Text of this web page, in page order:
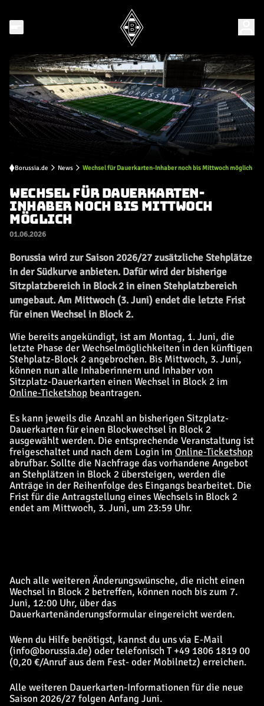
Borussia.de News Wechsel für Dauerkarten-Inhaber noch bis Mittwoch möglich
WECHSEL FÜR DAUERKARTEN-
INHABER NOCH BIS MITTWOCH
MÖGLICH
01.06.2026
Borussia wird zur Saison 2026/27 zusätzliche Stehplätze
in der Südkurve anbieten. Dafür wird der bisherige
Sitzplatzbereich in Block 2 in einen Stehplatzbereich
umgebaut. Am Mittwoch (3. Juni) endet die letzte Frist
für einen Wechsel in Block 2.
Wie bereits angekündigt, ist am Montag, 1. Juni, die
letzte Phase der Wechselmöglichkeiten in den künftigen
Stehplatz-Block 2 angebrochen. Bis Mittwoch, 3. Juni,
können nun alle Inhaberinnern und Inhaber von
Sitzplatz-Dauerkarten einen Wechsel in Block 2 im
Online-Ticketshop beantragen.
Es kann jeweils die Anzahl an bisherigen Sitzplatz-
Dauerkarten für einen Blockwechsel in Block 2
ausgewählt werden. Die entsprechende Veranstaltung ist
freigeschaltet und nach dem Login im Online-Ticketshop
abrufbar. Sollte die Nachfrage das vorhandene Angebot
an Stehplätzen in Block 2 übersteigen, werden die
Anträge in der Reihenfolge des Eingangs bearbeitet. Die
Frist für die Antragstellung eines Wechsels in Block 2
endet am Mittwoch, 3. Juni, um 23:59 Uhr.
Auch alle weiteren Änderungswünsche, die nicht einen
Wechsel in Block 2 betreffen, können noch bis zum 7.
Juni, 12:00 Uhr, über das
Dauerkartenänderungsformular eingereicht werden.
Wenn du Hilfe benötigst, kannst du uns via E-Mail
(info@borussia.de) oder telefonisch T +49 1806 1819 00
(0,20 €/Anruf aus dem Fest- oder Mobilnetz) erreichen.
Alle weiteren Dauerkarten-Informationen für die neue
Saison 2026/27 folgen Anfang Juni.